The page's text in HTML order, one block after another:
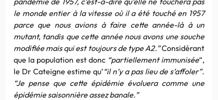
le monde entier à la vitesse où il a été touché en 1957
parce que nous avions à faire cette année-là à un
mutant, tandis que cette année nous avons une souche
modifiée mais qui est toujours de type A2.”Considérant
que la population est donc “partiellement immunisée“,
le Dr Cateigne estime qu’ “il n’y a pas lieu de s’affoler”.
“Je pense que cette épidémie évoluera comme une
épidémie saisonnière assez banale.”